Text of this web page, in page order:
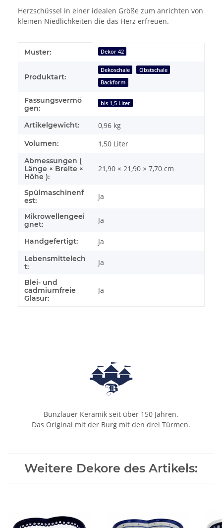
Herzschüssel in einer idealen Größe zum anrichten von
kleinen Niedlichkeiten die das Herz erfreuen.
Produkteigenschaft
Wert
Muster: Dekor 42
Produktart:
Dekoschale
Obstschale
Backform
Fassungsvermö
gen:
bis 1,5 Liter
Artikelgewicht: 0,96 kg
Volumen: 1,50 Liter
Abmessungen (
Länge × Breite ×
Höhe ):
21,90 × 21,90 × 7,70 cm
Spülmaschinenf
est:
Ja
Mikrowellengeei
gnet:
Ja
Handgefertigt: Ja
Lebensmittelech
t:
Ja
Blei- und
cadmiumfreie
Glasur:
Ja
Bunzlauer Keramik seit über 150 Jahren.
Das Original mit der Burg mit den drei Türmen.
Weitere Dekore des Artikels: